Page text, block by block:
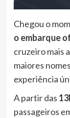
Chegou o
o embarque
cruzeiro mais
maiores
experiência
A partir das
passageiros